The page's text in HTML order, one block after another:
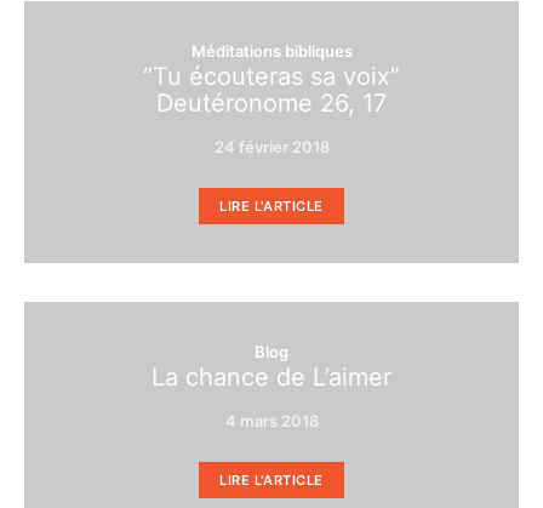
Méditations bibliques
“Tu écouteras sa voix”
Deutéronome 26, 17
24 février 2018
LIRE L'ARTICLE
Blog
La chance de L’aimer
4 mars 2018
LIRE L'ARTICLE